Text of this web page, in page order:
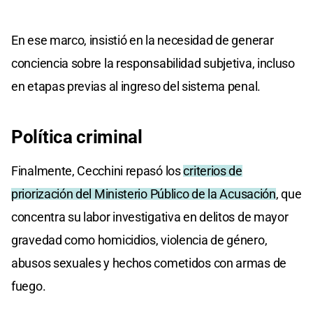
En ese marco, insistió en la necesidad de generar
conciencia sobre la responsabilidad subjetiva, incluso
en etapas previas al ingreso del sistema penal.
Política criminal
Finalmente, Cecchini repasó loscriterios de
priorización del Ministerio Público de la Acusación, que
concentra su labor investigativa en delitos de mayor
gravedad como homicidios, violencia de género,
abusos sexuales y hechos cometidos con armas de
fuego.